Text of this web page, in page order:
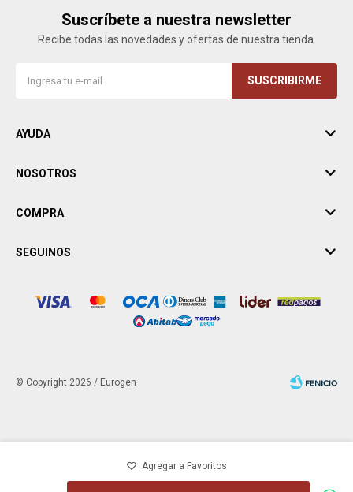
Suscríbete a nuestra newsletter
Recibe todas las novedades y ofertas de nuestra tienda.
SUSCRIBIRME
AYUDA
NOSOTROS
COMPRA
SEGUINOS
© Copyright 2026 / Eurogen